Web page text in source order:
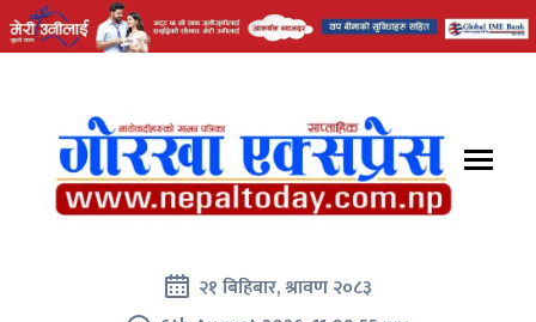
२१ बिहिबार, श्रावण २०८३